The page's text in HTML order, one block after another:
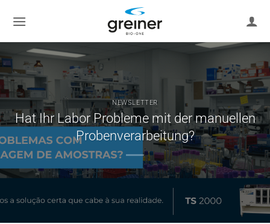
Inhalt
NEWSLETTER
Hat Ihr Labor Probleme mit der manuellen
Probenverarbeitung?